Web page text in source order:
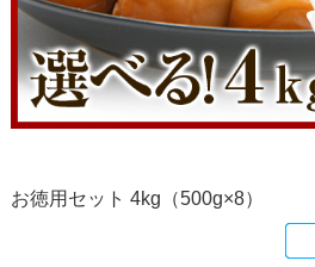
お徳用セット 4kg（500g×8）